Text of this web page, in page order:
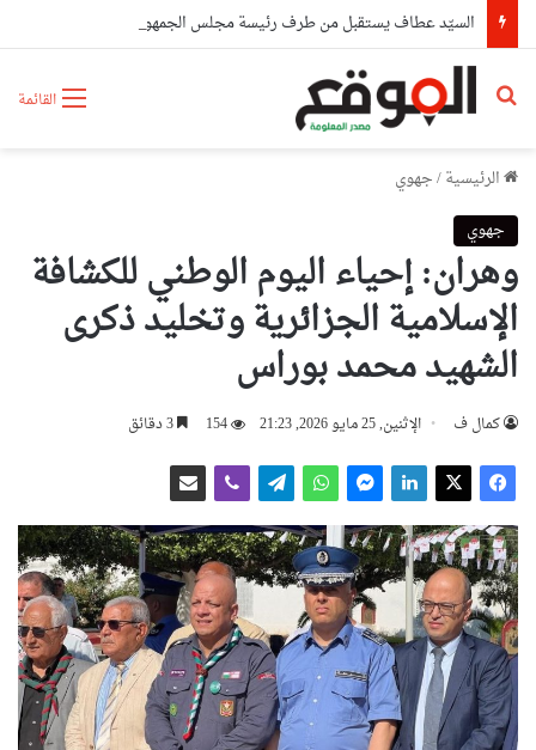
القائمة بحث عن
الرئيسية/جهوي
جهوي
وهران: إحياء اليوم الوطني للكشافة
الإسلامية الجزائرية وتخليد ذكرى
الشهيد محمد بوراس
كمال ف الإثنين, 25 مايو 2026, 21:23 154